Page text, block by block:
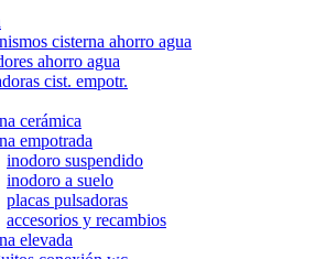
cisterna ahorro agua
ahorro agua
cist. empotr.
cerámica
empotrada
inodoro suspendido
inodoro a suelo
placas pulsadoras
accesorios y recambios
elevada